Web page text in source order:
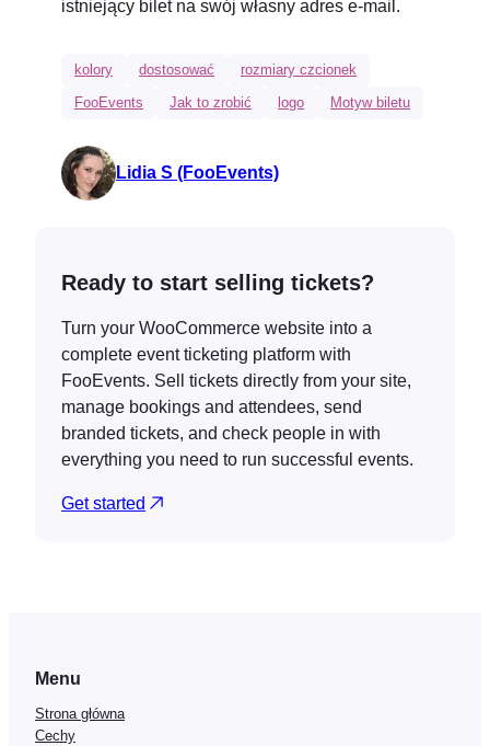
istniejący bilet na swój własny adres e-mail.
kolory dostosować
rozmiary czcionek
FooEvents
Jak to zrobić logo Motyw biletu
Lidia S (FooEvents)
Ready to start selling tickets?
Turn your WooCommerce website into a
complete event ticketing platform with
FooEvents. Sell tickets directly from your site,
manage bookings and attendees, send
branded tickets, and check people in with
everything you need to run successful events.
Get started
Menu
Strona główna
Cechy